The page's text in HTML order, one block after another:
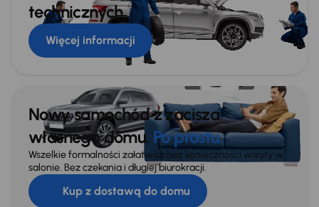
technicznych
Więcej informacji
Nowy samochód z zacisza
własnego domu. Po prostu.
Wszelkie formalności załatwisz bez konieczności wizyty w
salonie. Bez czekania i długiej biurokracji.
Kup z dostawą do domu